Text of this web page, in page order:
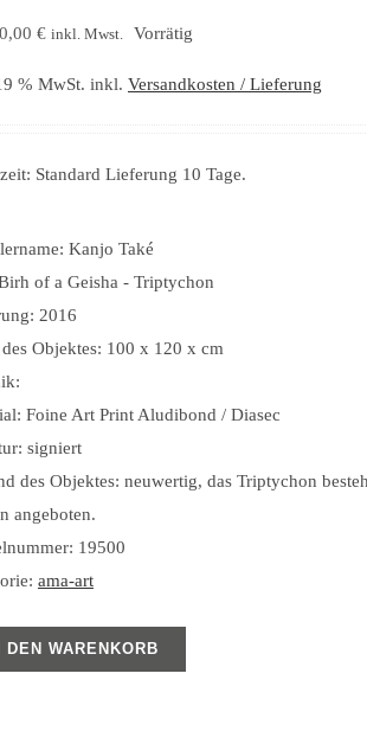
€ inkl. Mwst. Vorrätig
% MwSt. inkl. Versandkosten / Lieferung
Standard Lieferung 10 Tage.
Kanjo Také
of a Geisha - Triptychon
2016
Objektes: 100 x 120 x cm
Foine Art Print Aludibond / Diasec
signiert
des Objektes: neuwertig, das Triptychon
angeboten.
19500
ama-art
DEN WARENKORB